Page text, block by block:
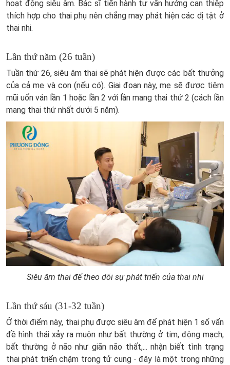
hoạt động siêu âm. Bác sĩ tiến hành tư vấn hướng can thiệp
thích hợp cho thai phụ nên chẳng may phát hiện các dị tật ở
thai nhi.
Lần thứ năm (26 tuần)
Tuần thứ 26, siêu âm thai sẽ phát hiện được các bất thưởng
của cả mẹ và con (nếu có). Giai đoạn này, mẹ sẽ được tiêm
mũi uốn ván lần 1 hoặc lần 2 với lần mang thai thứ 2 (cách lần
mang thai thứ nhất dưới 5 năm).
Siêu âm thai để theo dõi sự phát triển của thai nhi
Lần thứ sáu (31-32 tuần)
Ở thời điểm này, thai phụ được siêu âm để phát hiện 1 số vấn
đề hình thái xảy ra muộn như bất thường ở tim, động mạch,
bất thường ở não như giãn não thất,... nhận biết tình trạng
thai phát triển chậm trong tử cung - đây là một trong những